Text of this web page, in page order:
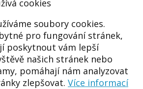
cookies
soubory cookies.
pro fungování stránek,
poskytnout vám lepší
našich stránek nebo
pomáhají nám analyzovat
zlepšovat. Více informací